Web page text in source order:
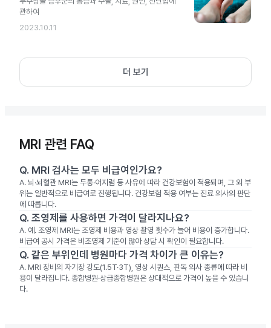
관하여
2023.10.11
더 보기
MRI 관련 FAQ
Q. MRI 검사는 모두 비급여인가요?
A. 뇌·뇌혈관 MRI는 두통·어지럼 등 사유에 따라 건강보험이 적용되며, 그 외 부
위는 일반적으로 비급여로 진행됩니다. 건강보험 적용 여부는 진료 의사의 판단
에 따릅니다.
Q. 조영제를 사용하면 가격이 달라지나요?
A. 예. 조영제 MRI는 조영제 비용과 영상 촬영 횟수가 늘어 비용이 증가합니다.
비급여 공시 가격은 비조영제 기준이 많아 상담 시 확인이 필요합니다.
Q. 같은 부위인데 병원마다 가격 차이가 큰 이유는?
A. MRI 장비의 자기장 강도(1.5T·3T), 영상 시퀀스, 판독 의사 종류에 따라 비
용이 달라집니다. 종합병원·상급종합병원은 상대적으로 가격이 높을 수 있습니
다.